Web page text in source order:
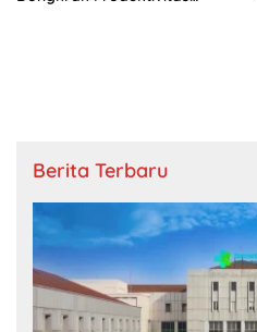
Berita Terbaru